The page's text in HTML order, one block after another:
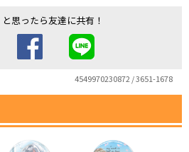
と思ったら友達に共有！
4549970230872 / 3651-1678